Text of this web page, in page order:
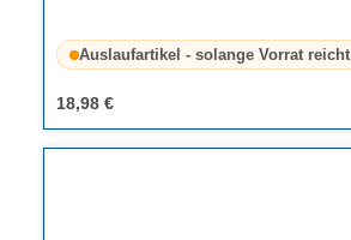
Auslaufartikel - solange Vorrat reicht
18,98 €